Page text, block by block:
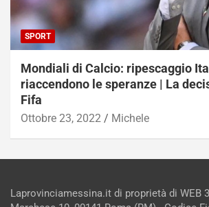
SPORT
Mondiali di Calcio: ripescaggio
riaccendono le speranze | La
Fifa
Ottobre 23, 2022 Michele
Laprovinciamessina.it di proprietà di WEB